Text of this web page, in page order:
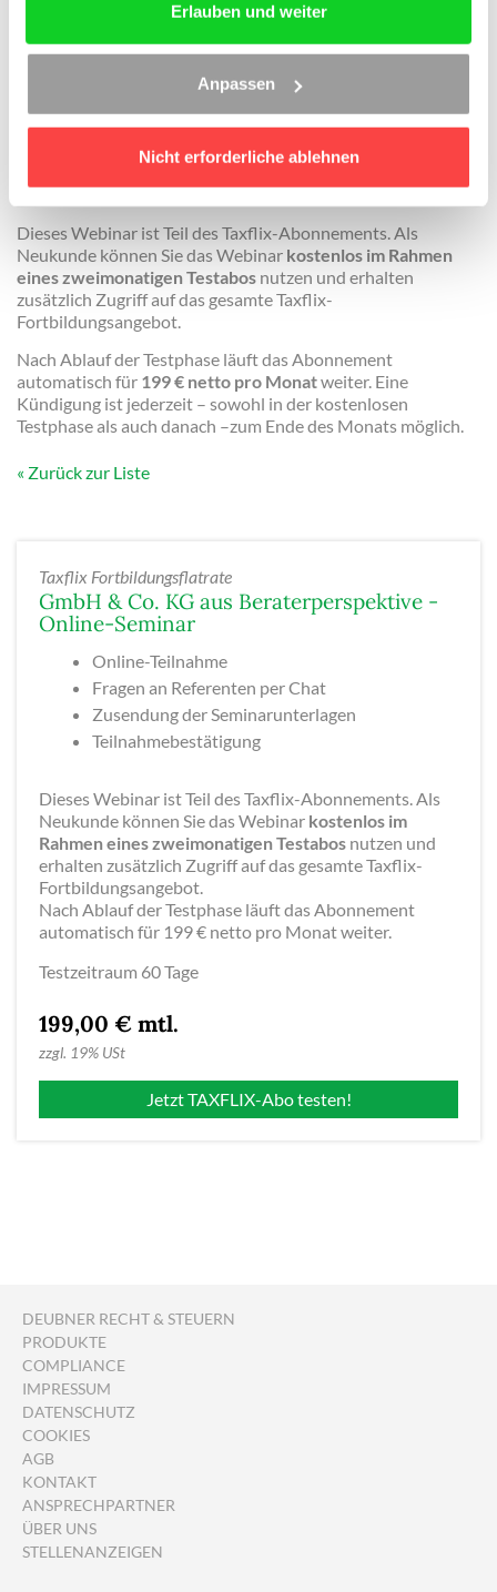
Erlauben und weiter
Anpassen
Nicht erforderliche ablehnen
Zielgruppe
Mitarbeitende in Steuerkanzleien, Fachberater für
Unternehmensnachfolge sowie alle, die Mandanten bei der
Personengesellschaften begleiten.
Dieses Webinar ist Teil des Taxflix-Abonnements. Als
Neukunde können Sie das Webinar kostenlos im Rahmen
eines zweimonatigen Testabos nutzen und erhalten
zusätzlich Zugriff auf das gesamte Taxflix-
Fortbildungsangebot.
Nach Ablauf der Testphase läuft das Abonnement
automatisch für 199 € netto pro Monatweiter. Eine
Kündigung ist jederzeit – sowohl in der kostenlosen
Testphase als auch danach –zum Ende des Monats möglich.
Zurück zur Liste
Taxflix Fortbildungsflatrate
GmbH & Co. KG aus Beraterperspektive -
Online-Seminar
Online-Teilnahme
Fragen an Referenten per Chat
Zusendung der Seminarunterlagen
Teilnahmebestätigung
Dieses Webinar ist Teil des Taxflix-Abonnements. Als
Neukunde können Sie das Webinar kostenlos im
Rahmen eines zweimonatigen Testabos nutzen und
erhalten zusätzlich Zugriff auf das gesamte Taxflix-
Fortbildungsangebot.
Nach Ablauf der Testphase läuft das Abonnement
automatisch für 199 € netto pro Monat weiter.
Testzeitraum 60 Tage
199,00 € mtl.
zzgl. 19% USt
Jetzt TAXFLIX-Abo testen!
DEUBNER RECHT & STEUERN
PRODUKTE
COMPLIANCE
IMPRESSUM
DATENSCHUTZ
COOKIES
AGB
KONTAKT
ANSPRECHPARTNER
ÜBER UNS
STELLENANZEIGEN